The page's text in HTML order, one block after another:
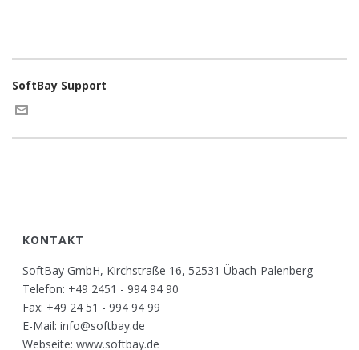
SoftBay Support
KONTAKT
SoftBay GmbH, Kirchstraße 16, 52531 Übach-Palenberg
Telefon: +49 2451 - 994 94 90
Fax: +49 24 51 - 994 94 99
E-Mail: info@softbay.de
Webseite: www.softbay.de